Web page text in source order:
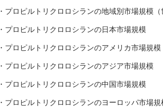
・プロピルトリクロロシランの地域別市場規模（
・プロピルトリクロロシランの日本市場規模
・プロピルトリクロロシランのアメリカ市場規模
・プロピルトリクロロシランのアジア市場規模
・プロピルトリクロロシランの中国市場規模
・プロピルトリクロロシランのヨーロッパ市場規